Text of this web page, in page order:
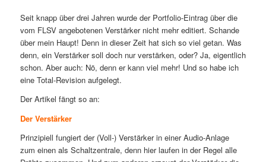
Seit knapp über drei Jahren wurde der Portfolio-Eintrag über die
vom FLSV angebotenen Verstärker nicht mehr editiert. Schande
über mein Haupt! Denn in dieser Zeit hat sich so viel getan. Was
denn, ein Verstärker soll doch nur verstärken, oder? Ja, eigentlich
schon. Aber auch: Nö, denn er kann viel mehr! Und so habe ich
eine Total-Revision aufgelegt.
Der Artikel fängt so an:
Der Verstärker
Prinzipiell fungiert der (Voll-) Verstärker in einer Audio-Anlage
zum einen als Schaltzentrale, denn hier laufen in der Regel alle